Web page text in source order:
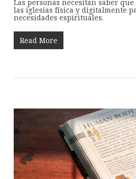
Las personas necesitan saber
las iglesias física y digitalmente
necesidades espirituales.
Read More